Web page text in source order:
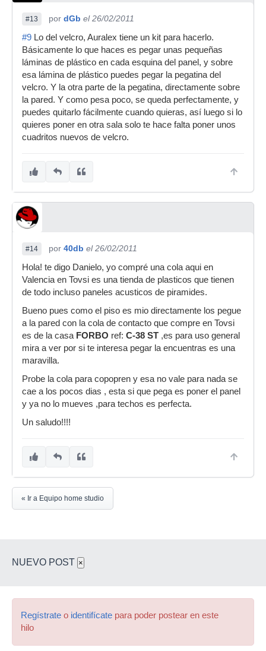
#13 por dGb el 26/02/2011
#9 Lo del velcro, Auralex tiene un kit para hacerlo.
Básicamente lo que haces es pegar unas pequeñas
láminas de plástico en cada esquina del panel, y sobre
esa lámina de plástico puedes pegar la pegatina del
velcro. Y la otra parte de la pegatina, directamente sobre
la pared. Y como pesa poco, se queda perfectamente, y
puedes quitarlo fácilmente cuando quieras, así luego si lo
quieres poner en otra sala solo te hace falta poner unos
cuadritos nuevos de velcro.
#14 por 40db el 26/02/2011
Hola! te digo Danielo, yo compré una cola aqui en
Valencia en Tovsi es una tienda de plasticos que tienen
de todo incluso paneles acusticos de piramides.
Bueno pues como el piso es mio directamente los pegue
a la pared con la cola de contacto que compre en Tovsi
es de la casa FORBO ref: C-38 ST ,es para uso general
mira a ver por si te interesa pegar la encuentras es una
maravilla.
Probe la cola para copopren y esa no vale para nada se
cae a los pocos dias , esta si que pega es poner el panel
y ya no lo mueves ,para techos es perfecta.
Un saludo!!!!
« Ir a Equipo home studio
NUEVO POST ×
Regístrate o identifícate para poder postear en este
hilo